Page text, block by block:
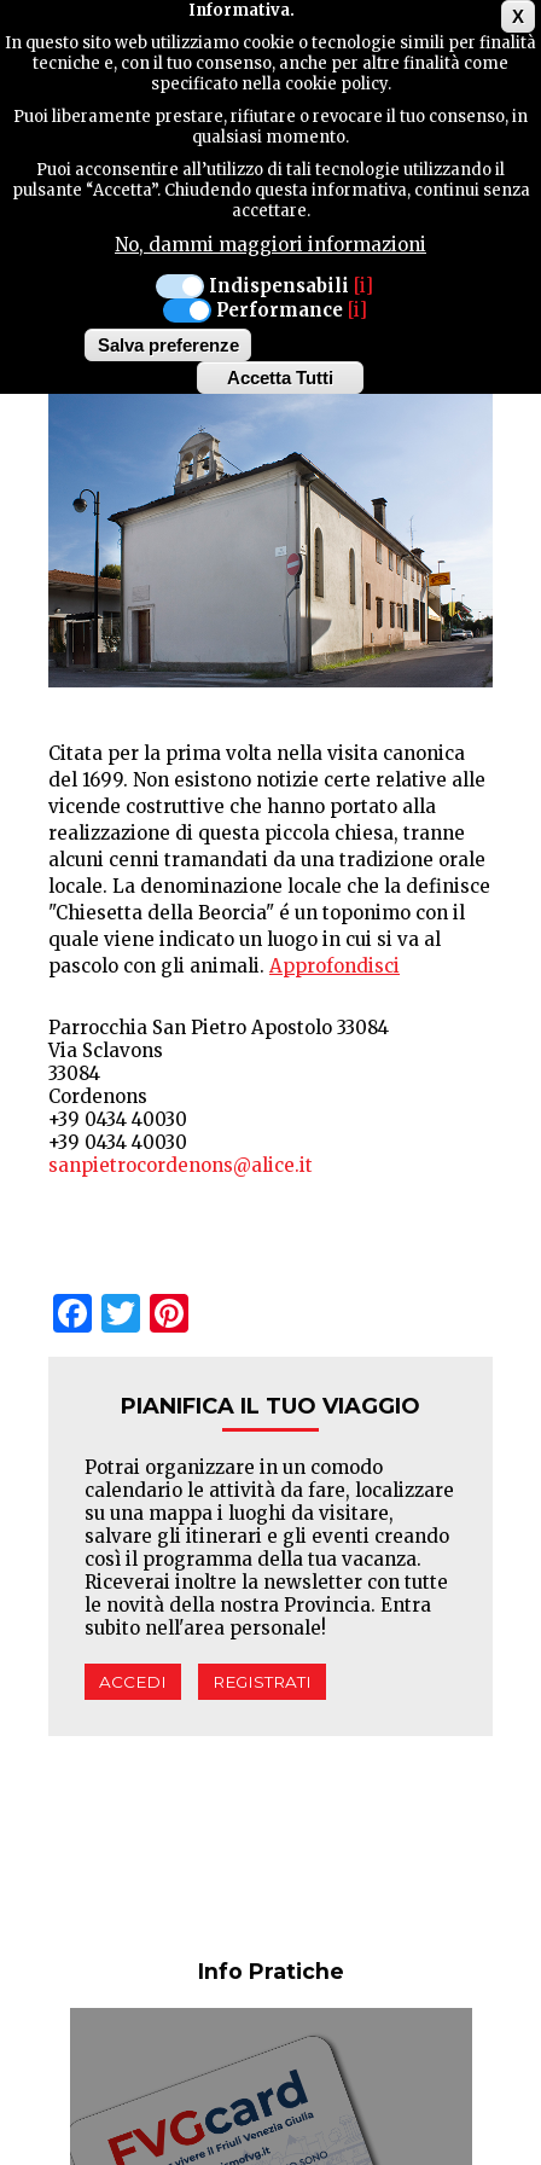
X
Informativa.
In questo sito web utilizziamo cookie o tecnologie simili per finalità
tecniche e, con il tuo consenso, anche per altre finalità come
specificato nella cookie policy.
Puoi liberamente prestare, rifiutare o revocare il tuo consenso, in
qualsiasi momento.
Puoi acconsentire all’utilizzo di tali tecnologie utilizzando il
pulsante “Accetta”. Chiudendo questa informativa, continui senza
accettare.
No, dammi maggiori informazioni
Indispensabili [i]
Performance [i]
Salva preferenze
Accetta Tutti
Withdraw
CONTATTI
Cultura / Architetture
CORDENONS
CHIESA DELLA
MADONNA
IMMACOLATA (DETTA
DELLA BEORCIA)
Citata per la prima volta nella visita canonica
del 1699. Non esistono notizie certe relative alle
vicende costruttive che hanno portato alla
realizzazione di questa piccola chiesa, tranne
alcuni cenni tramandati da una tradizione orale
locale. La denominazione locale che la definisce
"Chiesetta della Beorcia" é un toponimo con il
quale viene indicato un luogo in cui si va al
pascolo con gli animali. Approfondisci
Parrocchia San Pietro Apostolo 33084
Via Sclavons
33084
Cordenons
+39 0434 40030
+39 0434 40030
sanpietrocordenons@alice.it
Facebook
Twitter
PIANIFICA IL TUO VIAGGIO
Potrai organizzare in un comodo
calendario le attività da fare, localizzare
su una mappa i luoghi da visitare,
salvare gli itinerari e gli eventi creando
così il programma della tua vacanza.
Riceverai inoltre la newsletter con tutte
le novità della nostra Provincia. Entra
subito nell'area personale!
ACCEDI REGISTRATI
Info Pratiche